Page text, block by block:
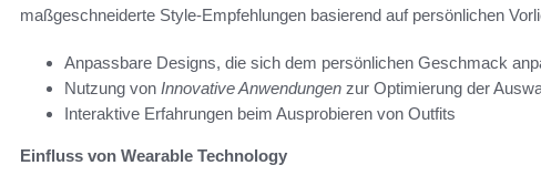
maßgeschneiderte Style-Empfehlungen basierend auf persönlichen
Anpassbare Designs, die sich dem persönlichen Geschmack
Nutzung von Innovative Anwendungen zur Optimierung der
Interaktive Erfahrungen beim Ausprobieren von Outfits
Einfluss von Wearable Technology